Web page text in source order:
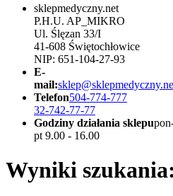
sklepmedyczny.net
P.H.U. AP_MIKRO
Ul. Ślęzan 33/I
41-608 Świętochłowice
NIP: 651-104-27-93
E-
mail:
Telefon504-774-777
32-742-77-77
Godziny działania sklepu
pt 9.00 - 16.00
Wyniki